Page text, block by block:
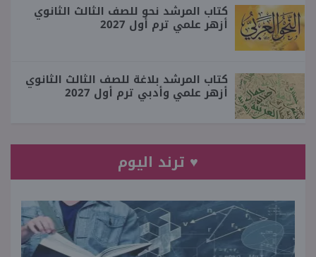
كتاب المرشد نحو للصف الثالث الثانوي
أزهر علمي ترم أول 2027
كتاب المرشد بلاغة للصف الثالث الثانوي
أزهر علمي وأدبي ترم أول 2027
♥ ترند اليوم